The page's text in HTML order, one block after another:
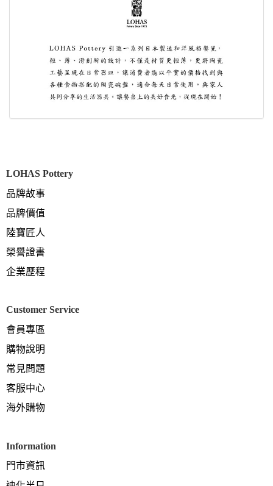
LOHAS Pottery
品牌故事
品牌價值
陸寶匠人
榮譽證書
企業歷程
Customer Service
會員專區
購物說明
常見問題
客服中心
海外購物
Information
門市資訊